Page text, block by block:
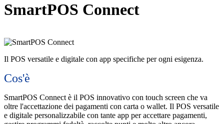
SmartPOS Connect
Il POS versatile e digitale con app specifiche per ogni esigenza.
Cos'è
SmartPOS Connect è il POS innovativo con touch screen che va
oltre l'accettazione dei pagamenti con carta o wallet. Il POS versatile
e digitale personalizzabile con tante app per accettare pagamenti,